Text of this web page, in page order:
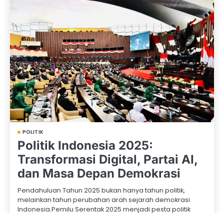
POLITIK
Politik Indonesia 2025:
Transformasi Digital, Partai AI,
dan Masa Depan Demokrasi
Pendahuluan Tahun 2025 bukan hanya tahun politik,
melainkan tahun perubahan arah sejarah demokrasi
Indonesia.Pemilu Serentak 2025 menjadi pesta politik